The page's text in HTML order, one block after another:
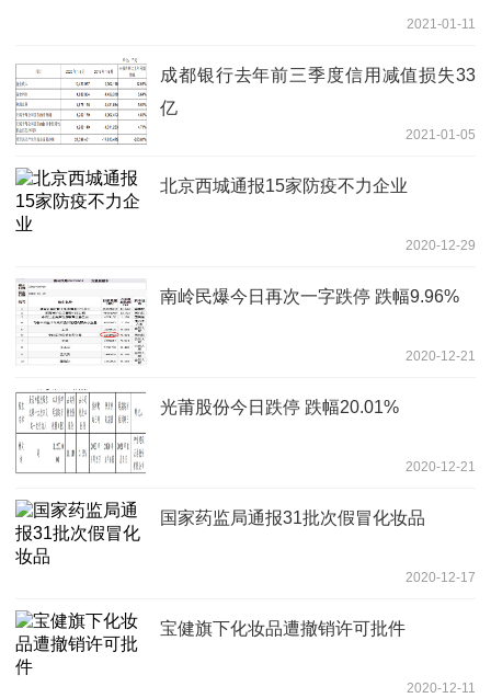
2021-01-11
成都银行去年前三季度信用减值损失33
亿
2021-01-05
北京西城通报15家防疫不力企业
2020-12-29
南岭民爆今日再次一字跌停 跌幅9.96%
2020-12-21
光莆股份今日跌停 跌幅20.01%
2020-12-21
国家药监局通报31批次假冒化妆品
2020-12-17
宝健旗下化妆品遭撤销许可批件
2020-12-11